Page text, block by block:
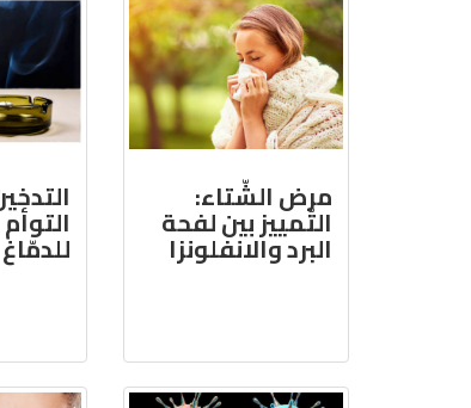
مرض الشّتاء:
التّمييز بين لفحة
البرد والانفلونزا للدمّاغ